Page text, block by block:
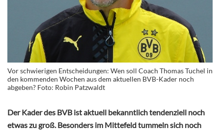
Vor schwierigen Entscheidungen: Wen soll Coach Thomas Tuchel in
den kommenden Wochen aus dem aktuellen BVB-Kader noch
abgeben? Foto: Robin Patzwaldt
Der Kader des BVB ist aktuell bekanntlich tendenziell noch
etwas zu groß. Besonders im Mittefeld tummeln sich noch